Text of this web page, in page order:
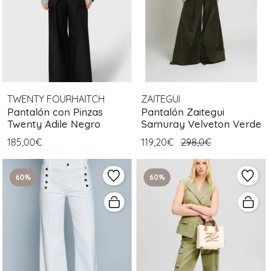
TWENTY FOURHAITCH
Pantalón con Pinzas
Twenty Adile Negro
185,00€
ZAITEGUI
Pantalón Zaitegui
Samuray Velveton Verde
119,20€ 298,0€
60% 60%